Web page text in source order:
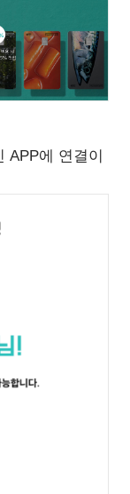
APP에 연결이